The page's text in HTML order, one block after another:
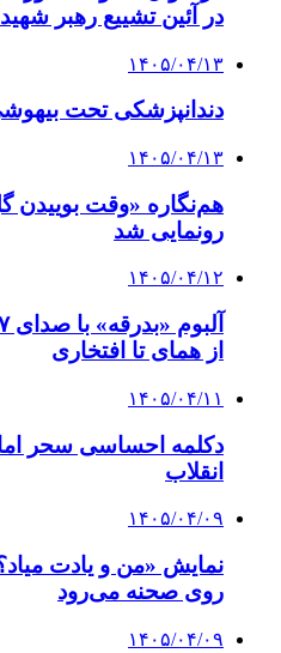
در آئین تشییع رهبر شهید
۱۴۰۵/۰۴/۱۳
دندانپزشکی تحت
۱۴۰۵/۰۴/۱۳
هم‌نگاره «وقت بوییدن
رونمایی شد
۱۴۰۵/۰۴/۱۲
از همای تا افتخاری
۱۴۰۵/۰۴/۱۱
دکلمه‌ احساسی سحر
انقلاب
۱۴۰۵/۰۴/۰۹
نمایش «من و یادت
روی صحنه می‌رود
۱۴۰۵/۰۴/۰۹